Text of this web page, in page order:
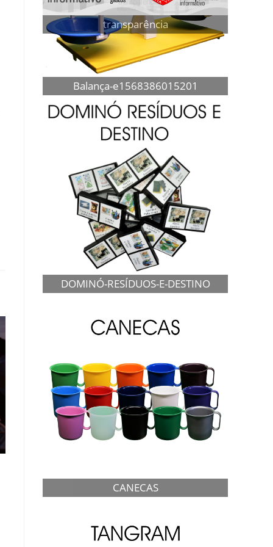
Balança-e1568386015201
DOMINÓ-RESÍDUOS-E-DESTINO
CANECAS
transparência